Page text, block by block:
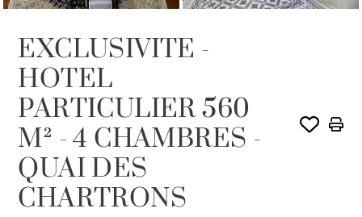
EXCLUSIVITE -
HOTEL
PARTICULIER 560
M² - 4 CHAMBRES -
QUAI DES
CHARTRONS